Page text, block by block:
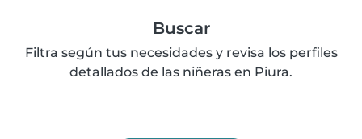
Buscar
Filtra según tus necesidades y revisa los perfiles
detallados de las niñeras en Piura.